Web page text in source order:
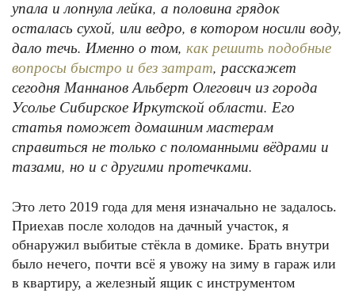
упала и лопнула лейка, а половина грядок
осталась сухой, или ведро, в котором носили воду,
дало течь. Именно о том, как решить подобные
вопросы быстро и без затрат, расскажет
сегодня Маннанов Альберт Олегович из города
Усолье Сибирское Иркутской области. Его
статья поможет домашним мастерам
справиться не только с поломанными вёдрами и
тазами, но и с другими протечками.
Это лето 2019 года для меня изначально не задалось.
Приехав после холодов на дачный участок, я
обнаружил выбитые стёкла в домике. Брать внутри
было нечего, почти всё я увожу на зиму в гараж или
в квартиру, а железный ящик с инструментом